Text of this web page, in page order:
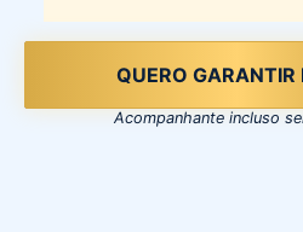
QUERO
Acompanhante incluso